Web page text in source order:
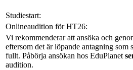
Studiestart:
Onlineaudition för HT26:
Vi rekommenderar att ansöka och
eftersom det är löpande antagning som
fullt. Påbörja ansökan hos EduPlanet
audition.